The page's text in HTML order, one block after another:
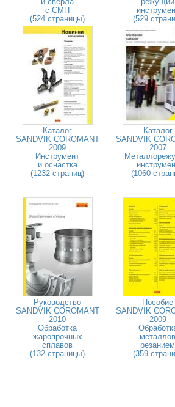
с СМП
(524 страницы)
(529
Каталог
SANDVIK COROMANT
2009
Инструмент
и оснастка
(1232 страниц)
Каталог
SANDVIK
2007
(1060
Руководство
SANDVIK COROMANT
2010
Обработка
жаропрочных
сплавов
(132 страницы)
Пособие
SANDVIK
2009
металлов
резанием
(359